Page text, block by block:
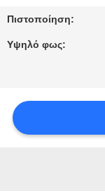
ΣΕ
ΕΠΑΦΉ
ΖΗΤΉΣΤΕ
ΈΝΑ
Πιστοποίηση:
Υψηλό φως: